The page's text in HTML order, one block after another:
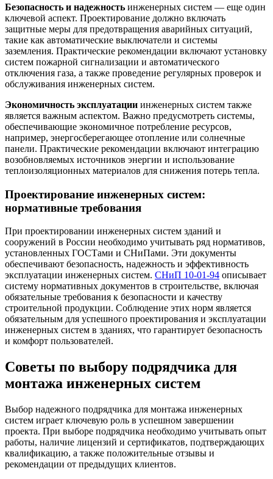
Безопасность и надежность инженерных систем — еще один
ключевой аспект. Проектирование должно включать
защитные меры для предотвращения аварийных ситуаций,
такие как автоматические выключатели и системы
заземления. Практические рекомендации включают установку
систем пожарной сигнализации и автоматического
отключения газа, а также проведение регулярных проверок и
обслуживания инженерных систем.
Экономичность эксплуатации инженерных систем также
является важным аспектом. Важно предусмотреть системы,
обеспечивающие экономичное потребление ресурсов,
например, энергосберегающее отопление или солнечные
панели. Практические рекомендации включают интеграцию
возобновляемых источников энергии и использование
теплоизоляционных материалов для снижения потерь тепла.
Проектирование инженерных систем:
нормативные требования
При проектировании инженерных систем зданий и
сооружений в России необходимо учитывать ряд нормативов,
установленных ГОСТами и СНиПами. Эти документы
обеспечивают безопасность, надежность и эффективность
эксплуатации инженерных систем. СНиП 10-01-94 описывает
систему нормативных документов в строительстве, включая
обязательные требования к безопасности и качеству
строительной продукции. Соблюдение этих норм является
обязательным для успешного проектирования и эксплуатации
инженерных систем в зданиях, что гарантирует безопасность
и комфорт пользователей.
Советы по выбору подрядчика для
монтажа инженерных систем
Выбор надежного подрядчика для монтажа инженерных
систем играет ключевую роль в успешном завершении
проекта. При выборе подрядчика необходимо учитывать опыт
работы, наличие лицензий и сертификатов, подтверждающих
квалификацию, а также положительные отзывы и
рекомендации от предыдущих клиентов.